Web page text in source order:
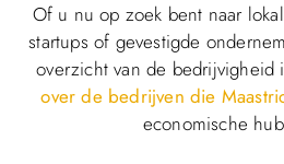
Of u nu op zoek bent naar
startups of gevestigde
overzicht van de bedrijvigheid
over de bedrijven die
economische